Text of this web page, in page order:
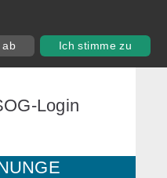
ab Ich stimme zu
Login